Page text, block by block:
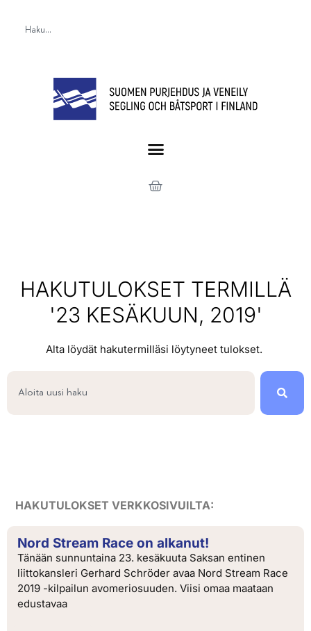
HAKUTULOKSET TERMILLÄ
'23 KESÄKUUN, 2019'
Alta löydät hakutermilläsi löytyneet tulokset.
HAKUTULOKSET VERKKOSIVUILTA:
Nord Stream Race on alkanut!
Tänään sunnuntaina 23. kesäkuuta Saksan entinen
liittokansleri Gerhard Schröder avaa Nord Stream Race
2019 -kilpailun avomeriosuuden. Viisi omaa maataan
edustavaa